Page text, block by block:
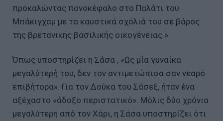
προκαλώντας πονοκέφαλο στο Παλάτι του
Μπάκιγχαμ με τα καυστικά σχόλιά του σε βάρος
της βρετανικής βασιλικής οικογένειας.»
Όπως υποστηρίζει η Σάσα , «Ως μία γυναίκα
μεγαλύτερή του, δεν τον αντιμετώπισα σαν νεαρό
επιβήτορα». Για τον Δούκα του Σάσεξ, ήταν ένα
αξέχαστο «άδοξο περιστατικό». Μόλις δύο χρόνια
μεγαλύτερη από τον Χάρι, η Σάσα υποστηρίζει ότι